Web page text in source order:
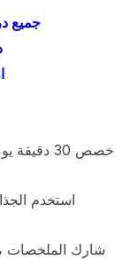
جميع
خصص 30
استخدم
شارك الملخصات